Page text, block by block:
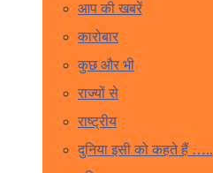
आप की खबरें
कारोबार
कुछ और भी
राज्यों से
राष्ट्रीय
दुनिया इसी को कहते हैं …..